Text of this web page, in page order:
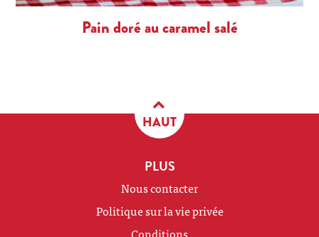
Pain doré au caramel salé
HAUT
PLUS
Nous contacter
Politique sur la vie privée